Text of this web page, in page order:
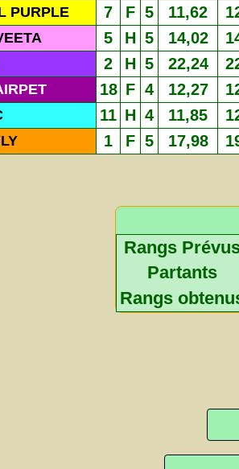
PURPLE 7 F 5 11,62
5 H 5 14,02
2 H 5 22,24
18 F 4 12,27
11 H 4 11,85
1 F 5 17,98
Rangs
Partants
Rangs